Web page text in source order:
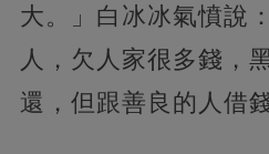
大。」白冰冰氣憤說
人，欠人家很多錢，
還，但跟善良的人借